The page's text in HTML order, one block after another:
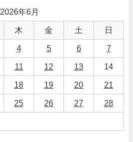
2026年6月
木 金 土 日
4 5 6 7
11 12 13 14
18 19 20 21
25 26 27 28